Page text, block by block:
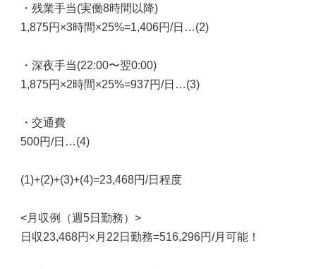
・残業手当(実働8時間以降)
1,875円×3時間×25%=1,406円/日…(2)
・深夜手当(22:00〜翌0:00)
1,875円×2時間×25%=937円/日…(3)
・交通費
500円/日…(4)
(1)+(2)+(3)+(4)=23,468円/日程度
<月収例（週5日勤務）>
日収23,468円×月22日勤務=516,296円/月可能！